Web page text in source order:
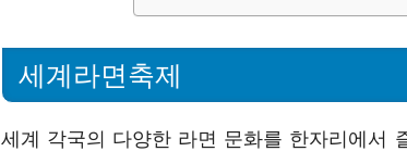
세계라면축제
세계 각국의 다양한 라면 문화를 한자리에서